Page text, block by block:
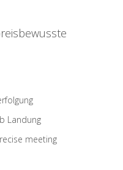
Landung
meeting